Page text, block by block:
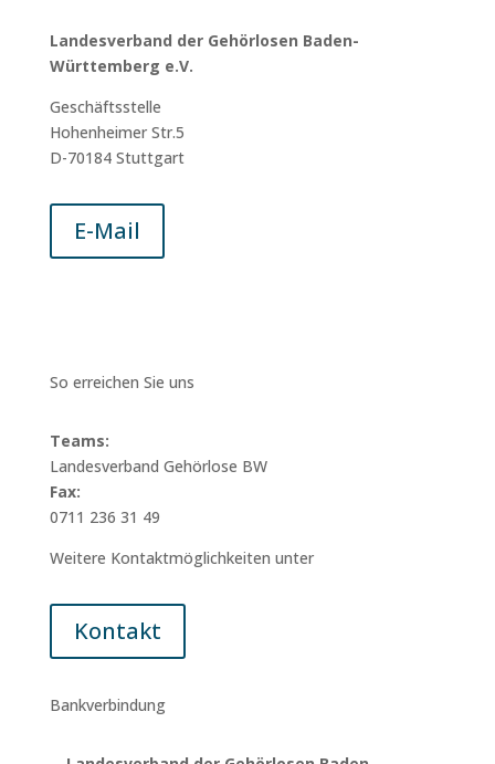
Landesverband der Gehörlosen Baden-
Württemberg e.V.
Geschäftsstelle
Hohenheimer Str.5
D-70184 Stuttgart
E-Mail
So erreichen Sie uns
Teams:
Landesverband Gehörlose BW
Fax:
0711 236 31 49
Weitere Kontaktmöglichkeiten unter
Kontakt
Bankverbindung